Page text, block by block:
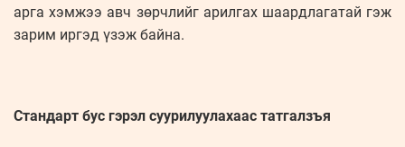
арга хэмжээ авч зөрчлийг арилгах шаардлагатай гэж
зарим иргэд үзэж байна.
Стандарт бус гэрэл суурилуулахаас татгалзъя